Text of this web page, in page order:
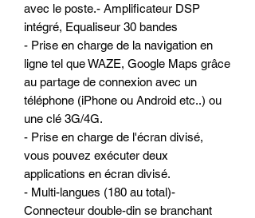
avec le poste.- Amplificateur DSP
intégré, Equaliseur 30 bandes
- Prise en charge de la navigation en
ligne tel que WAZE, Google Maps grâce
au partage de connexion avec un
téléphone (iPhone ou Android etc..) ou
une clé 3G/4G.
- Prise en charge de l'écran divisé,
vous pouvez exécuter deux
applications en écran divisé.
- Multi-langues (180 au total)-
Connecteur double-din se branchant